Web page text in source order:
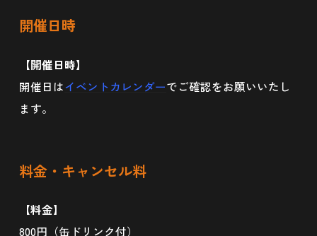
開催日時
【開催日時】
開催日はイベントカレンダーでご確認をお願いいたし
ます。
料金・キャンセル料
【料金】
800円（缶ドリンク付）